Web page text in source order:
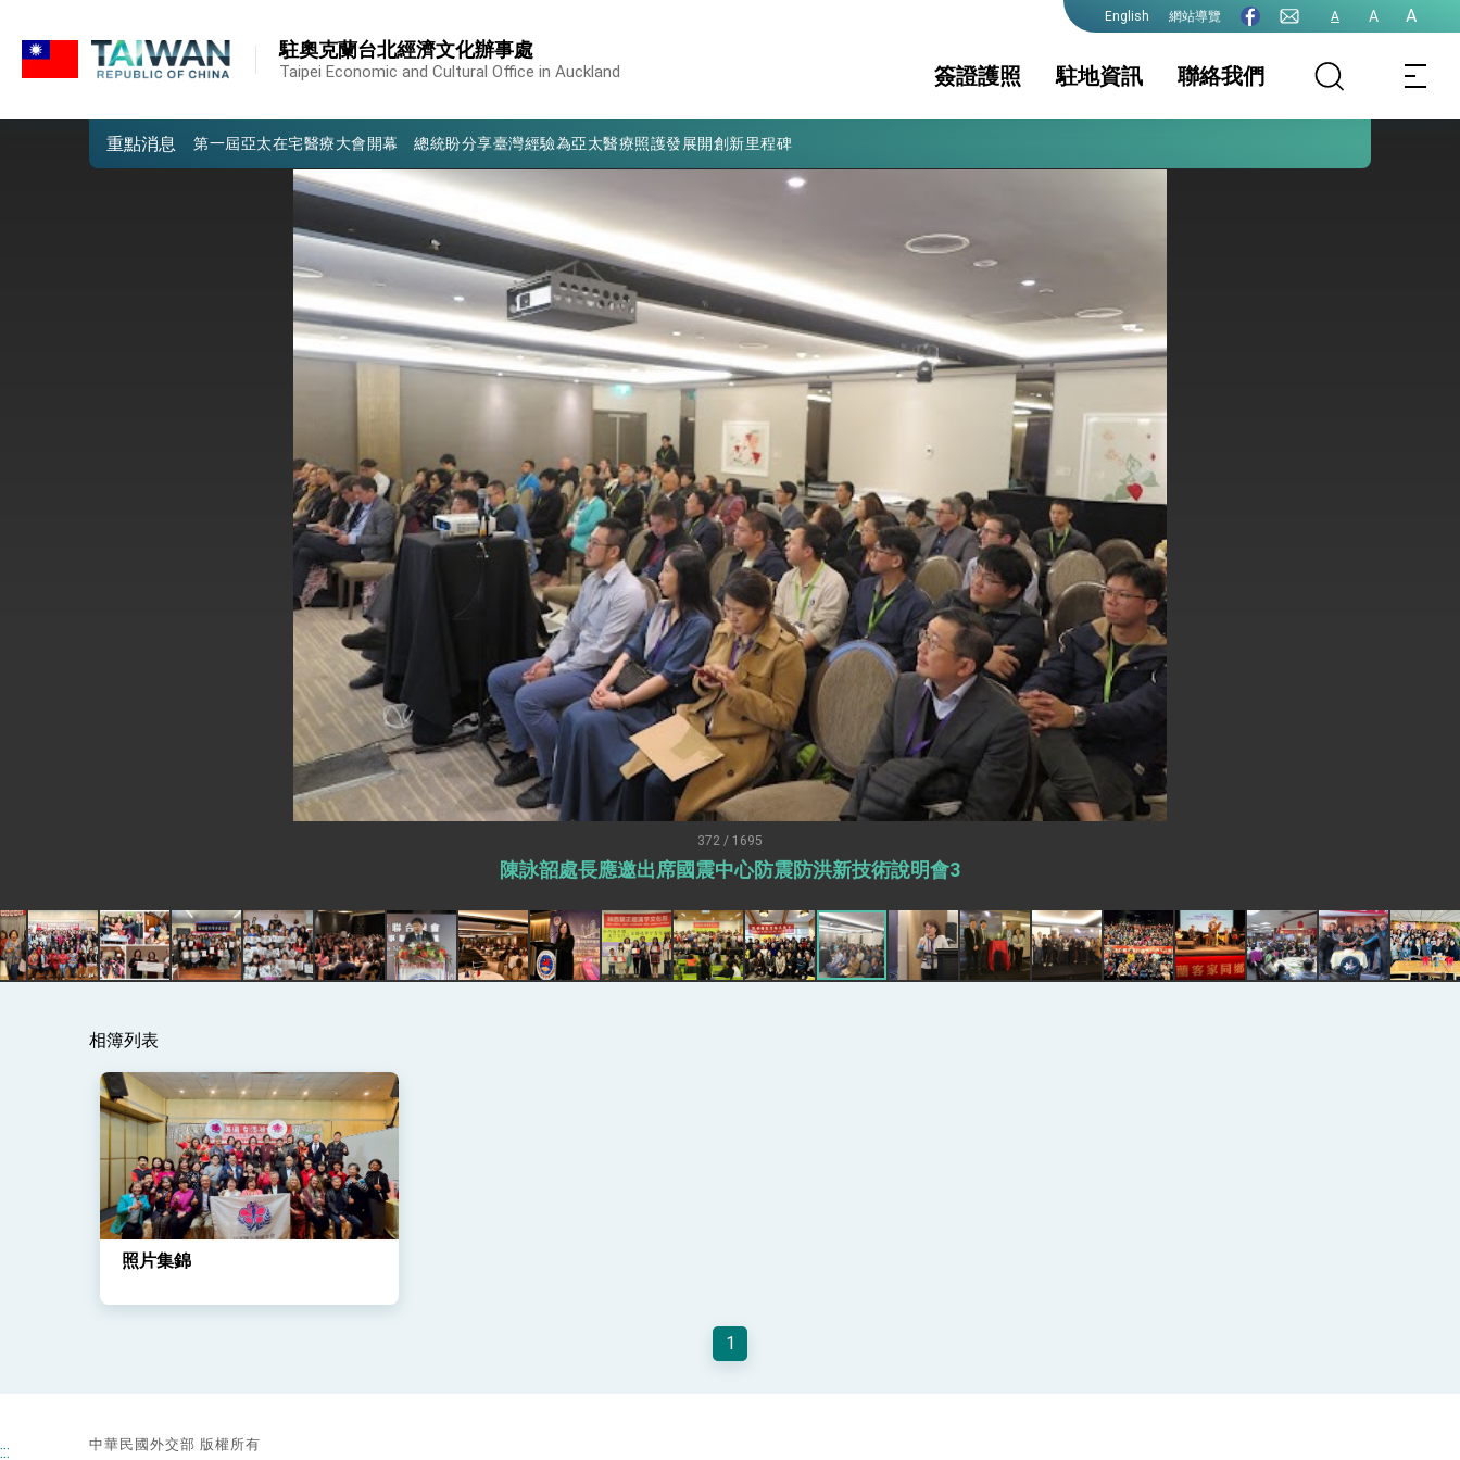
English 網站導覽 A A A
駐奧克蘭台北經濟文化辦事處
Taipei Economic and Cultural Office in Auckland 簽證護照
領務公告 護照
文件證明
駐地資訊
駐地基本資料 簽證及入境須知
生活資訊
構
聯絡我們
重點消息
我國政府將在美國亞利桑納州設立「駐鳳凰城辦事處」，進一步深化台美交流合作
外交部發布WHA文宣影片「台灣醫療點亮世界」及「台灣智慧醫療與健康產業展」預告短片，向世界展現台灣守護全球健康的創新能量
總統出訪史瓦帝尼返國談話 強調臺灣人有權利走向世界 盼與理念相近國家共同維護國際秩序
堅定走向世界 賴總統抵達史瓦帝尼王國進行國是訪問
總統與五院院長新春茶敘 盼化分歧為團結、為國家邁出合作第一步
總統農曆春節談話
台美貿易協議完成簽署達成6大目標、創5大歷史性突破 總統強調將以3大面向加速臺灣經濟轉型升級 籲請立院全力支持並盡速通過
臺美簽署「對等貿易協定」確立對等關稅15%且不疊加 我輸美2072項產品豁免對等關稅
外交部長林佳龍於《外交事務》撰文指出：自由世界 需要台灣，團結合作方能守護繁榮
外交部長林佳龍出席《台灣光華雜誌》50週年慶「見證蛻變，分享世界的光華」開幕式，期許數位轉 型迎向下個50年
總統主持「台美經濟繁榮夥伴對話」記者會 說明臺美合作三大戰略方向 盼與民主夥伴共同引領 下一個世代的繁榮
外交部長林佳龍接受印尼「時代雜誌」專訪，闡述印太安全局勢，籲深化台印尼半導體供應鏈合作
外交部長林佳龍午宴歡迎美國聯邦參議員蓋耶哥訪問團
外交部長林佳龍接見美國智庫「德國馬歇爾基金會」訪問團一行，深化跨大西洋戰略夥伴關係
臺美經貿談判獲階段性成果 卓揆期勉爭取時間完成「臺美對等貿易協定」簽署
卓揆：臺美關稅談判階段性結果有助臺灣取得有利戰略地位 全力支持「臺美對等貿易協定」簽署
外交部與數位發展部攜手合作，整合台灣雄厚數位實力，達成固邦榮邦目標
外交部長林佳龍主持第35次「參與亞太經濟合作策略小組」跨部會會議
民調顯示多數國人滿意政府外交表現，高度支持「總合外交」與台歐美日關係深化
總統以「韌性之島，希望之光」為題發表2026新 年談話
總統發表執政周年談話 盼面對未來挑戰 堅持團結 迎風轉型 穩健前行
賴總統就職演說影片
總統重要談話
外交部重要言論
372 / 1695
陳詠韶處長應邀出席國震中心防震防洪新技術說明會3
相簿列表
照片集錦
1
::: 中華民國外交部 版權所有